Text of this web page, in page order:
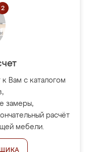
Вам с каталогом
замеры,
расчёт
мебели.